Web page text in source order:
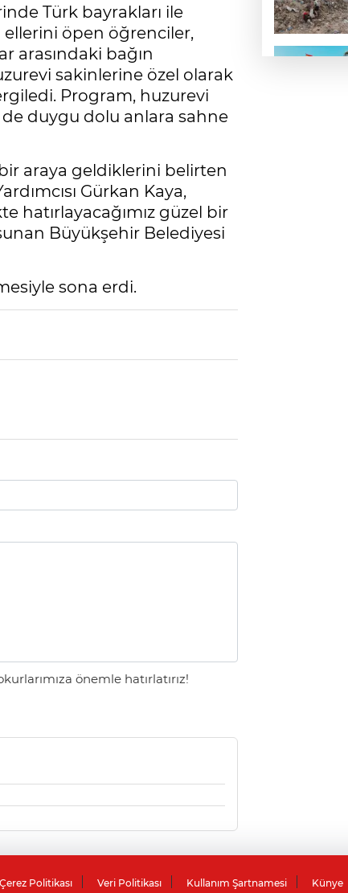
Türk bayrakları ile
ellerini öpen öğrenciler,
arasındaki bağın
sakinlerine özel olarak
Program, huzurevi
duygu dolu anlara sahne
araya geldiklerini belirten
Gürkan Kaya,
hatırlayacağımız güzel bir
Büyükşehir Belediyesi
sona erdi.
önemle hatırlatırız!
Çerez Politikası Veri Politikası Kullanım Şartnamesi Künye